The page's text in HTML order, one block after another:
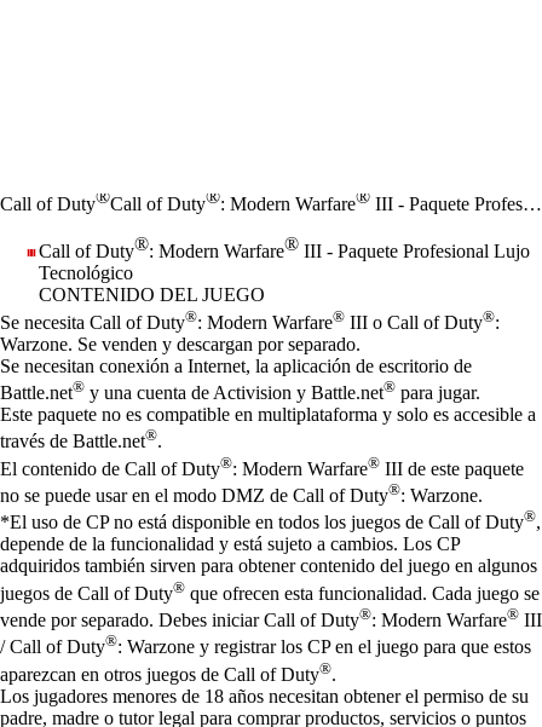
Call of Duty®Call of Duty®: Modern Warfare® III - Paquete Profesional Lujo Tecnológico
Call of Duty®: Modern Warfare® III - Paquete Profesional Lujo
Tecnológico
CONTENIDO DEL JUEGO
Precio
Available actions
Se necesita Call of Duty®: Modern Warfare® III o Call of Duty®:
Warzone. Se venden y descargan por separado.
Se necesitan conexión a Internet, la aplicación de escritorio de
Battle.net® y una cuenta de Activision y Battle.net® para jugar.
Este paquete no es compatible en multiplataforma y solo es accesible a
través de Battle.net®.
El contenido de Call of Duty®: Modern Warfare® III de este paquete
no se puede usar en el modo DMZ de Call of Duty®: Warzone.
*El uso de CP no está disponible en todos los juegos de Call of Duty®,
depende de la funcionalidad y está sujeto a cambios. Los CP
adquiridos también sirven para obtener contenido del juego en algunos
juegos de Call of Duty® que ofrecen esta funcionalidad. Cada juego se
vende por separado. Debes iniciar Call of Duty®: Modern Warfare® III
/ Call of Duty®: Warzone y registrar los CP en el juego para que estos
aparezcan en otros juegos de Call of Duty®.
Los jugadores menores de 18 años necesitan obtener el permiso de su
padre, madre o tutor legal para comprar productos, servicios o puntos